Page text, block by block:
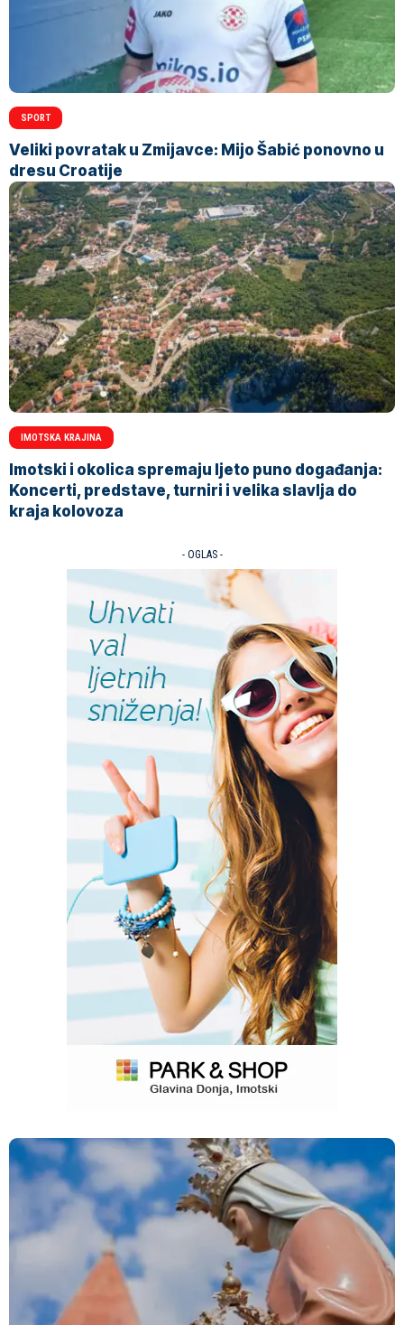
SPORT
Veliki povratak u Zmijavce: Mijo Šabić ponovno u
dresu Croatije
IMOTSKA KRAJINA
Imotski i okolica spremaju ljeto puno događanja:
Koncerti, predstave, turniri i velika slavlja do
kraja kolovoza
- OGLAS -